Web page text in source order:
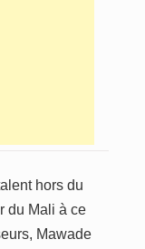
hors du
du Mali à ce
Mawade